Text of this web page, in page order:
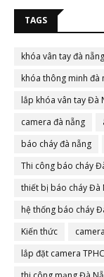
TAGS
khóa vân tay đà nẵng
khóa thông minh đà
lắp khóa vân tay Đà
camera đà nẵng
báo cháy đà nẵng
Thi công báo cháy
thiết bị báo cháy Đà
hệ thống báo cháy
Kiến thức
lắp đặt camera